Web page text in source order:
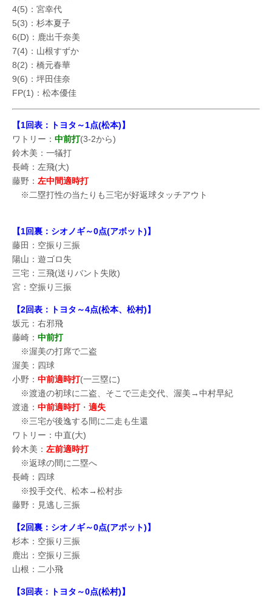
4(5)：宮幸代
5(3)：杉本夏子
6(D)：鹿出千奈美
7(4)：山根すずか
8(2)：橋元春華
9(6)：坪田佳奈
FP(1)：松本優佳
【1回表：トヨタ～1点(松本)】
ワトリー： 中前打(3-2から)
鈴木美：一犠打
長崎：左飛(大)
藤野： 左中間適時打
※二塁打性の当たりも三宅が好返球タッチアウト
【1回裏：シオノギ～0点(アボット)】
藤田：空振り三振
陽山：遊ゴロ失
三宅：三飛(送りバント失敗)
宮：空振り三振
【2回表：トヨタ～4点(松本、松村)】
坂元：右邪飛
藤崎： 中前打
※渥美の打席で二盗
渥美：四球
小野： 中前適時打(一三塁に)
※渡邉の初球に二盗、そこで三走交代、渥美→中村早紀
渡邉： 中前適時打・ 適失
※三宅が後逸する間に二走も生還
ワトリー：中直(大)
鈴木美： 左前適時打
※返球の間に二塁へ
長崎：四球
※投手交代、松本→松村歩
藤野：見逃し三振
【2回裏：シオノギ～0点(アボット)】
杉本：空振り三振
鹿出：空振り三振
山根：二小飛
【3回表：トヨタ～0点(松村)】